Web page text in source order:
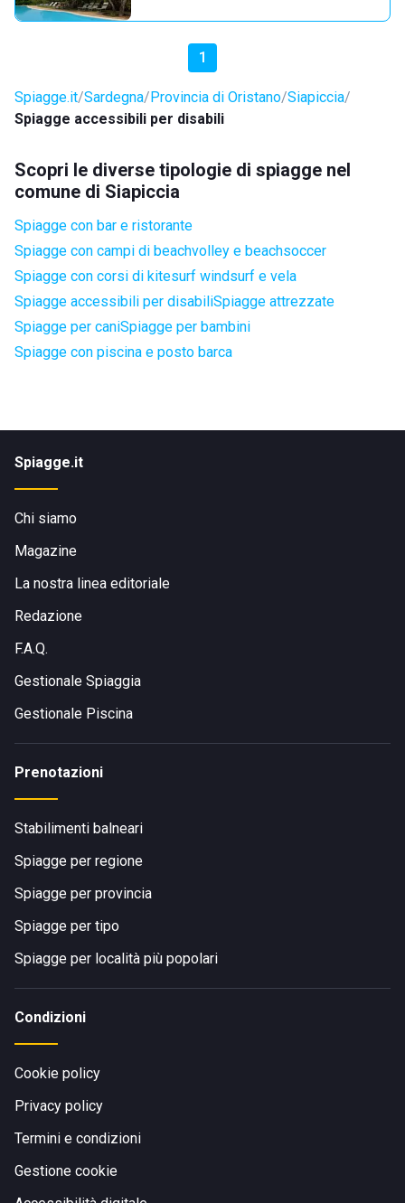
1
Spiagge.it Sardegna Provincia di Oristano Siapiccia
Spiagge accessibili per disabili
Scopri le diverse tipologie di spiagge nel
comune di Siapiccia
Spiagge con bar e ristorante
Spiagge con campi di beachvolley e beachsoccer
Spiagge con corsi di kitesurf windsurf e vela
Spiagge accessibili per disabiliSpiagge attrezzate
Spiagge per caniSpiagge per bambini
Spiagge con piscina e posto barca
Spiagge.it
Chi siamo
Magazine
La nostra linea editoriale
Redazione
F.A.Q.
Gestionale Spiaggia
Gestionale Piscina
Prenotazioni
Stabilimenti balneari
Spiagge per regione
Spiagge per provincia
Spiagge per tipo
Spiagge per località più popolari
Condizioni
Cookie policy
Privacy policy
Termini e condizioni
Gestione cookie